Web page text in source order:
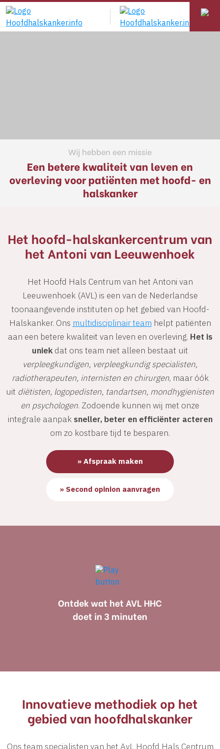
Wij hebben een missie
Een betere kwaliteit van leven en
overleving voor patiënten met hoofd- en
halskanker
Het hoofd-halskankercentrum van
het Antoni van Leeuwenhoek
Het Hoofd Hals Centrum van het Antoni van
Leeuwenhoek (AVL) is een van de Nederlandse
toonaangevende instituten op het gebied van Hoofd-
Halskanker. Onsmultidisciplinair teamhelpt patiënten
aan een betere kwaliteit van leven en overleving. Het is
uniekdat ons team niet alleen bestaat uit
verpleegkundigen, verpleegkundig specialisten,
radiotherapeuten, internisten en chirurgen, maar óók
uit diëtisten, logopedisten, tandartsen, mondhygienisten
en psychologen. Zodoende kunnen wij met onze
integrale aanpaksneller, beter en efficiënter acteren
om zo kostbare tijd te besparen.
» Afspraak maken
» Second opinion aanvragen
Ontdek wat het AVL HHC
doet in 3 minuten
Innovatieve methodiek op het
gebied van hoofdhalskanker